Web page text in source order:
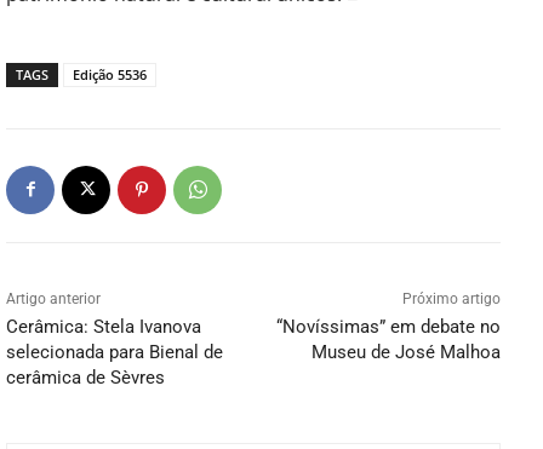
TAGS Edição 5536
Artigo anterior
Cerâmica: Stela Ivanova
selecionada para Bienal de
cerâmica de Sèvres
Próximo artigo
“Novíssimas” em debate no
Museu de José Malhoa